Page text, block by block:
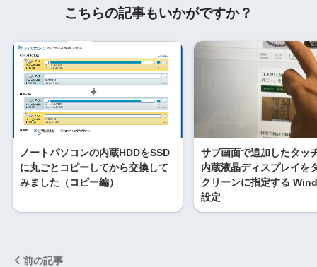
こちらの記事もいかがですか？
ノートパソコンの内蔵HDDをSSD
に丸ごとコピーしてから交換して
みました（コピー編）
サブ画面で追加したタッ
内蔵液晶ディスプレイを
クリーンに指定する
設定
前の記事